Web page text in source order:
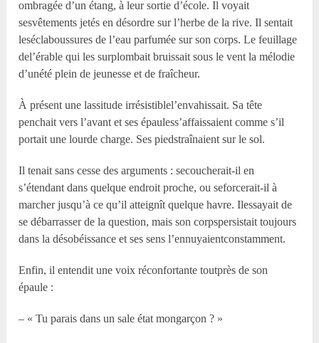
ombragée d’un étang, à leur sortie d’école. Il voyait
sesvêtements jetés en désordre sur l’herbe de la rive. Il sentait
leséclaboussures de l’eau parfumée sur son corps. Le feuillage
del’érable qui les surplombait bruissait sous le vent la mélodie
d’unété plein de jeunesse et de fraîcheur.
À présent une lassitude irrésistiblel’envahissait. Sa tête
penchait vers l’avant et ses épauless’affaissaient comme s’il
portait une lourde charge. Ses piedstraînaient sur le sol.
Il tenait sans cesse des arguments : secoucherait-il en
s’étendant dans quelque endroit proche, ou seforcerait-il à
marcher jusqu’à ce qu’il atteignît quelque havre. Ilessayait de
se débarrasser de la question, mais son corpspersistait toujours
dans la désobéissance et ses sens l’ennuyaientconstamment.
Enfin, il entendit une voix réconfortante toutprès de son
épaule :
– « Tu parais dans un sale état mongarçon ? »